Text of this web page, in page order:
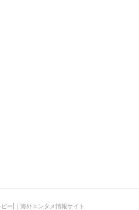
ー]｜海外エンタメ情報サイト